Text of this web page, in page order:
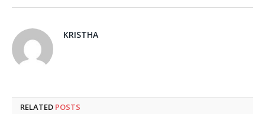
KRISTHA
RELATED POSTS